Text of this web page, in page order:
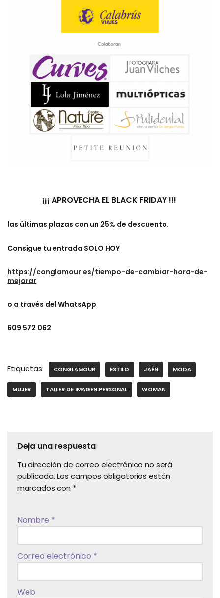
¡¡¡ APROVECHA EL BLACK FRIDAY !!!
las últimas plazas con un 25% de descuento.
Consigue tu entrada SOLO HOY
https://conglamour.es/tiempo-de-cambiar-hora-de-
mejorar
o a través del WhatsApp
609 572 062
Etiquetas: CONGLAMOUR ESTILO JAÉN MODA
MUJER TALLER DE IMAGEN PERSONAL WOMAN
Deja una respuesta
Tu dirección de correo electrónico no será
publicada. Los campos obligatorios están
marcados con *
Nombre *
Correo electrónico *
Web